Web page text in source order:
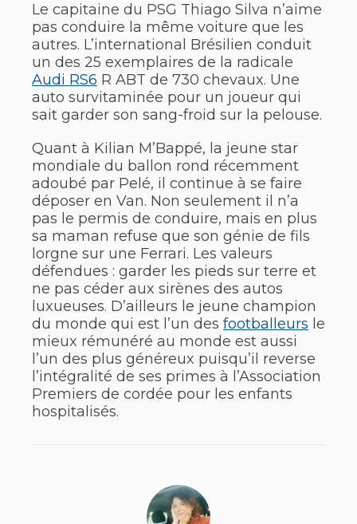
Le capitaine du PSG Thiago Silva n’aime
pas conduire la même voiture que les
autres. L’international Brésilien conduit
un des 25 exemplaires de la radicale
Audi RS6 R ABT de 730 chevaux. Une
auto survitaminée pour un joueur qui
sait garder son sang-froid sur la pelouse.
Quant à Kilian M’Bappé, la jeune star
mondiale du ballon rond récemment
adoubé par Pelé, il continue à se faire
déposer en Van. Non seulement il n’a
pas le permis de conduire, mais en plus
sa maman refuse que son génie de fils
lorgne sur une Ferrari. Les valeurs
défendues : garder les pieds sur terre et
ne pas céder aux sirènes des autos
luxueuses. D’ailleurs le jeune champion
du monde qui est l’un des footballeurs le
mieux rémunéré au monde est aussi
l’un des plus généreux puisqu’il reverse
l’intégralité de ses primes à l’Association
Premiers de cordée pour les enfants
hospitalisés.